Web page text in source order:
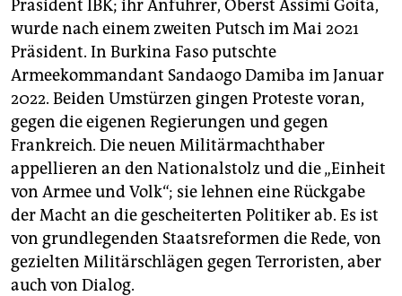
Präsident IBK; ihr Anführer, Oberst Assimi Goita,
wurde nach einem zweiten Putsch im Mai 2021
Präsident. In Burkina Faso putschte
Armeekommandant Sandaogo Damiba im Januar
2022. Beiden Umstürzen gingen Proteste voran,
gegen die eigenen Regierungen und gegen
Frankreich. Die neuen Militärmachthaber
appellieren an den Nationalstolz und die „Einheit
von Armee und Volk“; sie lehnen eine Rückgabe
der Macht an die gescheiterten Politiker ab. Es ist
von grundlegenden Staatsreformen die Rede, von
gezielten Militärschlägen gegen Terroristen, aber
auch von Dialog.